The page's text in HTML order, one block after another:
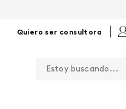
Quiero ser consultora